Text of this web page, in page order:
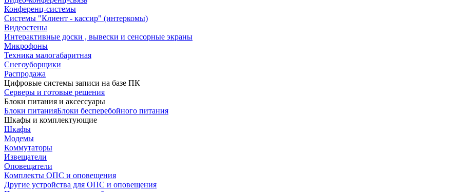
Конференц-системы
Системы "Клиент - кассир" (интеркомы)
Видеостены
Интерактивные доски , вывески и сенсорные экраны
Микрофоны
Техника малогабаритная
Снегоуборщики
Распродажа
Цифровые системы записи на базе ПК
Серверы и готовые решения
Блоки питания и аксессуары
Блоки питанияБлоки бесперебойного питания
Шкафы и комплектующие
Шкафы
Модемы
Коммутаторы
Извещатели
Оповещатели
Комплекты ОПС и оповещения
Другие устройства для ОПС и оповещения